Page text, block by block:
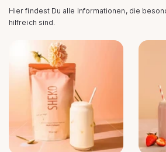
Hier findest Du alle Informationen, die
hilfreich sind.